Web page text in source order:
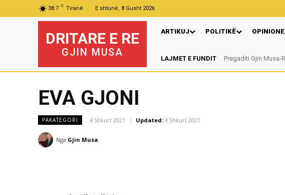
38.7 C Tiranë E shtunë, 8 Gusht 2026
DRITARE E RE
GJIN MUSA
ARTIKUJ POLITIKË OPINIONE
LAJMET E FUNDIT Nga: Ndue Dedaj
EVA GJONI
PAKATEGORI 4 Shkurt 2021 Updated: 4 Shkurt 2021
Nga Gjin Musa